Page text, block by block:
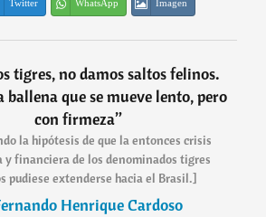
Twitter WhatsApp Imagen
tigres, no damos saltos felinos.
ballena que se mueve lento, pero
con firmeza”
la hipótesis de que la entonces crisis
y financiera de los denominados tigres
pudiese extenderse hacia el Brasil.]
Henrique Cardoso